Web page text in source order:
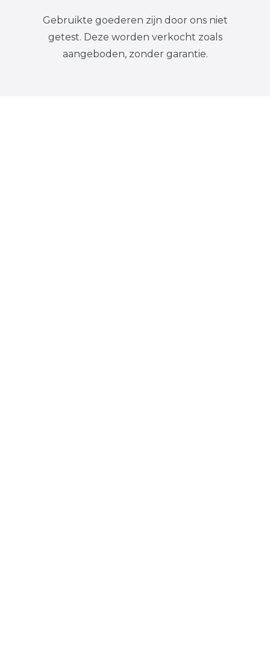
Gebruikte goederen zijn door ons niet
getest. Deze worden verkocht zoals
aangeboden, zonder garantie.